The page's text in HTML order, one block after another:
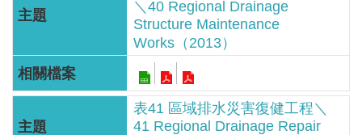
交
專
屬
網
＼40 Regional Drainage
Structure Maintenance
Works（2013）
表41 區域排水災害復健工程＼
41 Regional Drainage Repair